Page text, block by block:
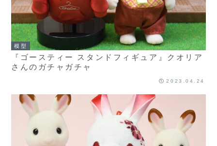
模型
『ゴースティー スタンドフィギュア』クオリア
さんのガチャガチャ
2023.04.24